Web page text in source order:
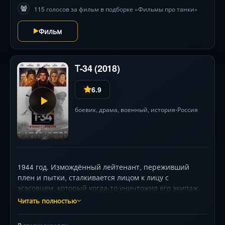
115 голосов за фильм в подборке «Фильмы про танки»
Фильм
Т-34 (2018)
6.9
боевик, драма, военный, история•Россия
1944 год. Измождённый лейтенант, переживший
плен и пытки, сталкивается лицом к лицу с
эсэсовцем, который когда-то уничтожил его экипаж.
Теперь фашисты предлагают «игру»: советские
Читать полностью